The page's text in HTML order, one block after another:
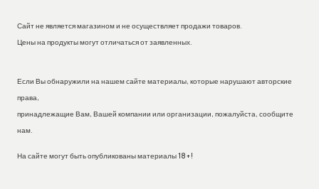
Сайт не является магазином и не осуществляет продажи товаров.
Цены на продукты могут отличаться от заявленных.
Если Вы обнаружили на нашем сайте материалы, которые нарушают авторские
права,
принадлежащие Вам, Вашей компании или организации, пожалуйста, сообщите
нам.
На сайте могут быть опубликованы материалы 18+!